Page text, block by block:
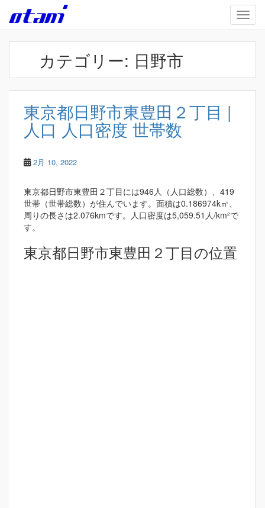
Skip to main content
カテゴリー: 日野市
東京都日野市東豊田２丁目 |
人口 人口密度 世帯数
2月 10, 2022
東京都日野市東豊田２丁目には946人（人口総数）、419
世帯（世帯総数）が住んでいます。面積は0.186974k㎡、
周りの長さは2.076kmです。人口密度は5,059.51人/km²で
す。
東京都日野市東豊田２丁目の位置